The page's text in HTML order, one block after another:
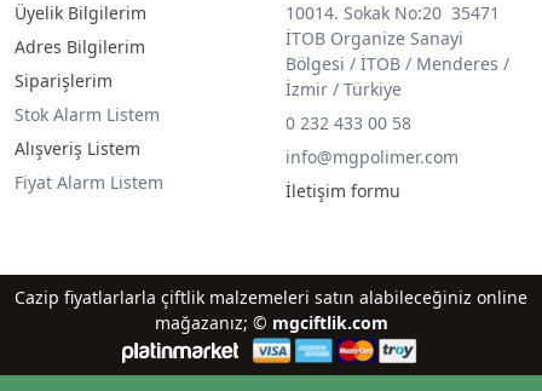
Üyelik Bilgilerim
Adres Bilgilerim
Siparişlerim
Stok Alarm Listem
Alışveriş Listem
Fiyat Alarm Listem
10014. Sokak No:20 35471
İTOB Organize Sanayi
Bölgesi / İTOB / Menderes /
İzmir / Türkiye
0 232 433 00 58
info@mgpolimer.com
İletişim formu
Cazip fiyatlarlarla çiftlik malzemeleri satın alabileceğiniz online
mağazanız; © mgciftlik.com